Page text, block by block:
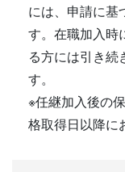
には、申請に基
す。在職加入時
る方には引き続
す。
※任継加入後の
格取得日以降に